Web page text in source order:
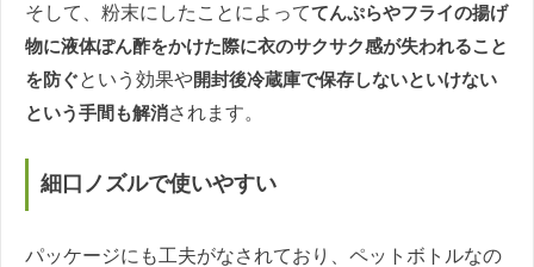
そして、粉末にしたことによっててんぷらやフライの揚げ
物に液体ぽん酢をかけた際に衣のサクサク感が失われること
を防ぐという効果や開封後冷蔵庫で保存しないといけない
という手間も解消されます。
細口ノズルで使いやすい
パッケージにも工夫がなされており、ペットボトルなの